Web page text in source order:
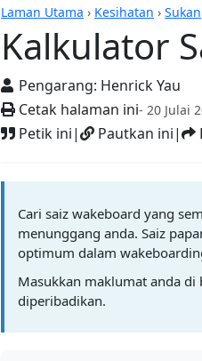
Laman Utama › Kesihatan › Sukan
Kalkulator
Pengarang: Henrick Yau
Cetak halaman ini- 20 Julai
Petik ini| Pautkan ini|
Kalkulator
Cari saiz wakeboard yang
menunggang anda. Saiz
optimum dalam
Masukkan maklumat anda di
diperibadikan.